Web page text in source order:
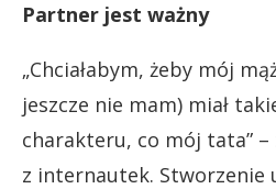
Partner jest ważny
„Chciałabym, żeby mój
jeszcze nie mam) miał
charakteru, co mój tata” –
z internautek. Stworzenie